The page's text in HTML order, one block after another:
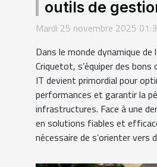
outils de
Criquetot ?
Mardi 25 novembre 2025
Dans le monde dynamique de
Criquetot, s’équiper des
IT devient primordial pour
performances et garantir la
infrastructures. Face à une
en solutions fiables et
nécessaire de s’orienter vers